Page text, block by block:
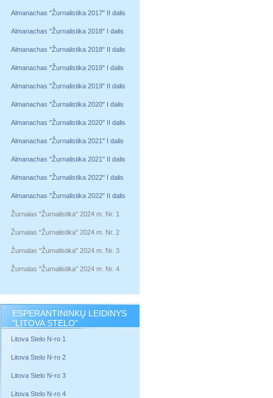
Almanachas "Žurnalistika 2017" II dalis
Almanachas "Žurnalistika 2018" I dalis
Almanachas "Žurnalistika 2018" II dalis
Almanachas "Žurnalistika 2019" I dalis
Almanachas "Žurnalistika 2019" II dalis
Almanachas "Žurnalistika 2020" I dalis
Almanachas "Žurnalistika 2020" II dalis
Almanachas "Žurnalistika 2021" I dalis
Almanachas "Žurnalistika 2021" II dalis
Almanachas "Žurnalistika 2022" I dalis
Almanachas "Žurnalistika 2022" II dalis
Žurnalas "Žurnalistika" 2024 m. Nr. 1
Žurnalas "Žurnalistika" 2024 m. Nr. 2
Žurnalas "Žurnalistika" 2024 m. Nr. 3
Žurnalas "Žurnalistika" 2024 m. Nr. 4
ESPERANTININKŲ LEIDINYS
"LITOVA STELO"
Litova Stelo N-ro 1
Litova Stelo N-ro 2
Litova Stelo N-ro 3
Litova Stelo N-ro 4